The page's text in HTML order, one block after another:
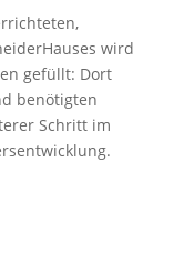
wird
gefüllt: Dort
benötigten
Schritt im